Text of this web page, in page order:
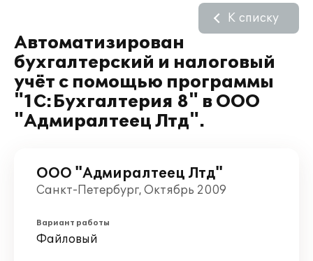
Автоматизирован
бухгалтерский и налоговый
учёт с помощью программы
"1С:Бухгалтерия 8" в ООО
"Адмиралтеец Лтд".
К списку
ООО "Адмиралтеец Лтд"
Санкт-Петербург, Октябрь 2009
Вариант работы
Файловый